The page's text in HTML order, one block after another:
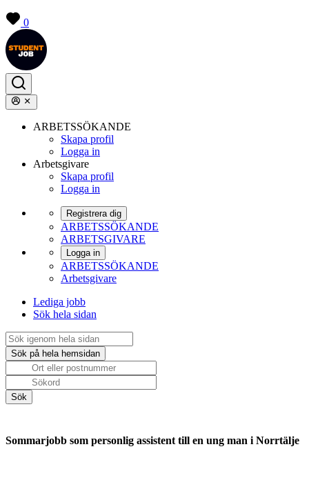
0
ARBETSSÖKANDE
Skapa profil
Logga in
Arbetsgivare
Skapa profil
Logga in
Registrera dig
ARBETSSÖKANDE
ARBETSGIVARE
Logga in
ARBETSSÖKANDE
Arbetsgivare
Lediga jobb
Sök hela sidan
Sommarjobb som personlig assistent till en ung man i Norrtälje